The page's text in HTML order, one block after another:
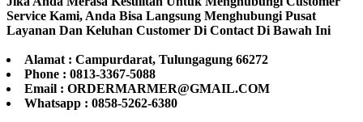
Service Kami, Anda Bisa Langsung Menghubungi Pusat
Layanan Dan Keluhan Customer Di Contact Di Bawah Ini
Alamat : Campurdarat, Tulungagung 66272
Phone : 0813-3367-5088
Email : ORDERMARMER@GMAIL.COM
Whatsapp : 0858-5262-6380